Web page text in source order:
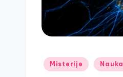
Posted
Misterije Nauka